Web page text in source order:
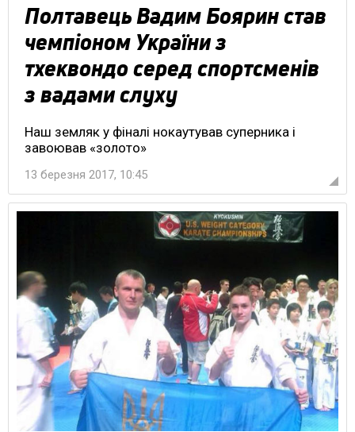
Полтавець Вадим Боярин став
чемпіоном України з
тхеквондо серед спортсменів
з вадами слуху
Наш земляк у фіналі нокаутував суперника і
завоював «золото»
13 березня 2017, 10:45